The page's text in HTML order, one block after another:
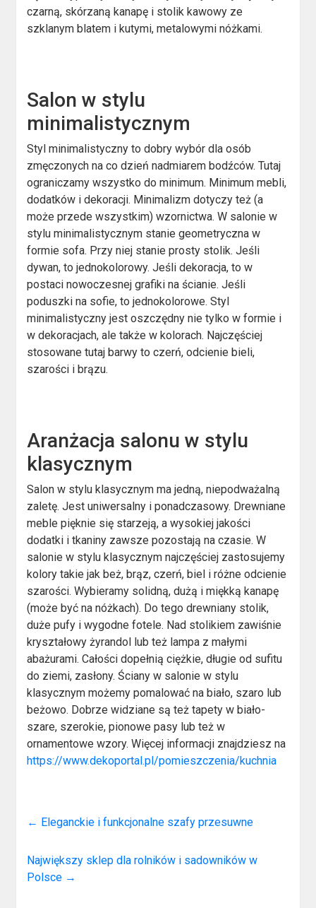
czarną, skórzaną kanapę i stolik kawowy ze
szklanym blatem i kutymi, metalowymi nóżkami.
Salon w stylu
minimalistycznym
Styl minimalistyczny to dobry wybór dla osób
zmęczonych na co dzień nadmiarem bodźców. Tutaj
ograniczamy wszystko do minimum. Minimum mebli,
dodatków i dekoracji. Minimalizm dotyczy też (a
może przede wszystkim) wzornictwa. W salonie w
stylu minimalistycznym stanie geometryczna w
formie sofa. Przy niej stanie prosty stolik. Jeśli
dywan, to jednokolorowy. Jeśli dekoracja, to w
postaci nowoczesnej grafiki na ścianie. Jeśli
poduszki na sofie, to jednokolorowe. Styl
minimalistyczny jest oszczędny nie tylko w formie i
w dekoracjach, ale także w kolorach. Najczęściej
stosowane tutaj barwy to czerń, odcienie bieli,
szarości i brązu.
Aranżacja salonu w stylu
klasycznym
Salon w stylu klasycznym ma jedną, niepodważalną
zaletę. Jest uniwersalny i ponadczasowy. Drewniane
meble pięknie się starzeją, a wysokiej jakości
dodatki i tkaniny zawsze pozostają na czasie. W
salonie w stylu klasycznym najczęściej zastosujemy
kolory takie jak beż, brąz, czerń, biel i różne odcienie
szarości. Wybieramy solidną, dużą i miękką kanapę
(może być na nóżkach). Do tego drewniany stolik,
duże pufy i wygodne fotele. Nad stolikiem zawiśnie
kryształowy żyrandol lub też lampa z małymi
abażurami. Całości dopełnią ciężkie, długie od sufitu
do ziemi, zasłony. Ściany w salonie w stylu
klasycznym możemy pomalować na biało, szaro lub
beżowo. Dobrze widziane są też tapety w biało-
szare, szerokie, pionowe pasy lub też w
ornamentowe wzory. Więcej informacji znajdziesz na
https://www.dekoportal.pl/pomieszczenia/kuchnia
← Eleganckie i funkcjonalne szafy przesuwne
Największy sklep dla rolników i sadowników w
Polsce →